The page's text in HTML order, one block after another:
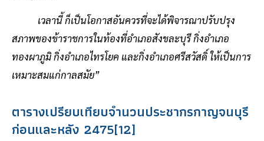
เวลานี้ ก็เป็นโอกาสอันควรที่จะได้พิจารณาปรับปรุง
สภาพของข้าราชการในท้องที่อำเภอสังขละบุรี กิ่งอำเภอ
ทองผาภูมิ กิ่งอำเภอไทรโยค และกิ่งอำเภอศรีสวัสดิ์ ให้เป็นการ
เหมาะสมแก่กาลสมัย”
ตารางเปรียบเทียบจำนวนประชากรกาญจนบุรี
ก่อนและหลัง 2475[12]